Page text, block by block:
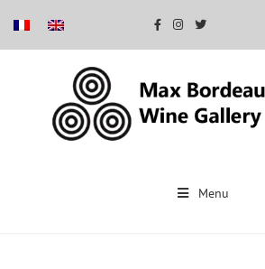
Menu